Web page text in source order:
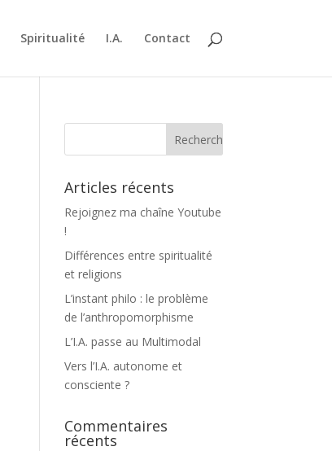
Spiritualité I.A. Contact
Articles récents
Rejoignez ma chaîne Youtube
!
Différences entre spiritualité
et religions
L’instant philo : le problème
de l’anthropomorphisme
L’I.A. passe au Multimodal
Vers l’I.A. autonome et
consciente ?
Commentaires
récents